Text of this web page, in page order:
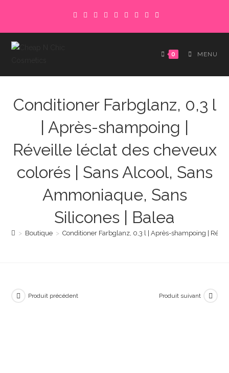
content
0 MENU
Conditioner Farbglanz, 0,3 l
| Après-shampoing |
Réveille léclat des cheveux
colorés | Sans Alcool, Sans
Ammoniaque, Sans
Silicones | Balea
> Boutique > Conditioner Farbglanz, 0,3 l | Après-shampoing |
Produit précédent Produit suivant